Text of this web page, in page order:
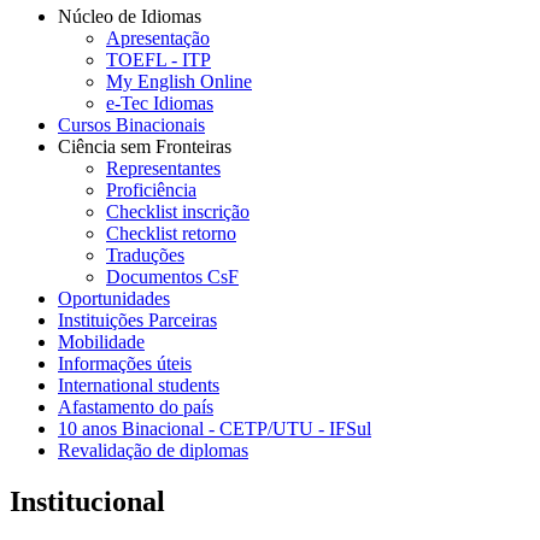
Núcleo de Idiomas
Apresentação
TOEFL - ITP
My English Online
e-Tec Idiomas
Cursos Binacionais
Ciência sem Fronteiras
Representantes
Proficiência
Checklist inscrição
Checklist retorno
Traduções
Documentos CsF
Oportunidades
Instituições Parceiras
Mobilidade
Informações úteis
International students
Afastamento do país
10 anos Binacional - CETP/UTU - IFSul
Revalidação de diplomas
Institucional